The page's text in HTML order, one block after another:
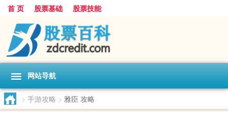
首 页 股票基础 股票技能
网站导航
> 手游攻略 > 雅臣 攻略